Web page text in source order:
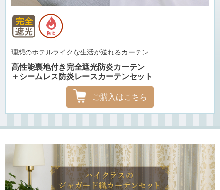
理想のホテルライクな生活が送れるカーテン
高性能裏地付き完全遮光防炎カーテン
＋シームレス防炎レースカーテンセット
ご購入はこちら